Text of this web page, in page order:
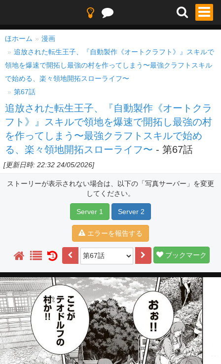
ほホーム
漫画
追放された転生王子、『自動製作《オートクラフト》』スキルで
領地を爆速で開拓し最強の村を作ってしまう〜最強クラフトスキル
で始める、楽々領地開拓スローライフ〜
第67話
追放された転生王子、『自動製作《オートクラ
フト》』スキルで領地を爆速で開拓し最強の村
を作ってしまう〜最強クラフトスキルで始め
る、楽々領地開拓スローライフ〜 - 第67話
[更新日時: 22:32 24/05/2026]
ストーリーが表示されない場合は、以下の「写真サーバー」を変更
してください。
Server 1 Server 2
エラーを報告する
1 ブックマーク